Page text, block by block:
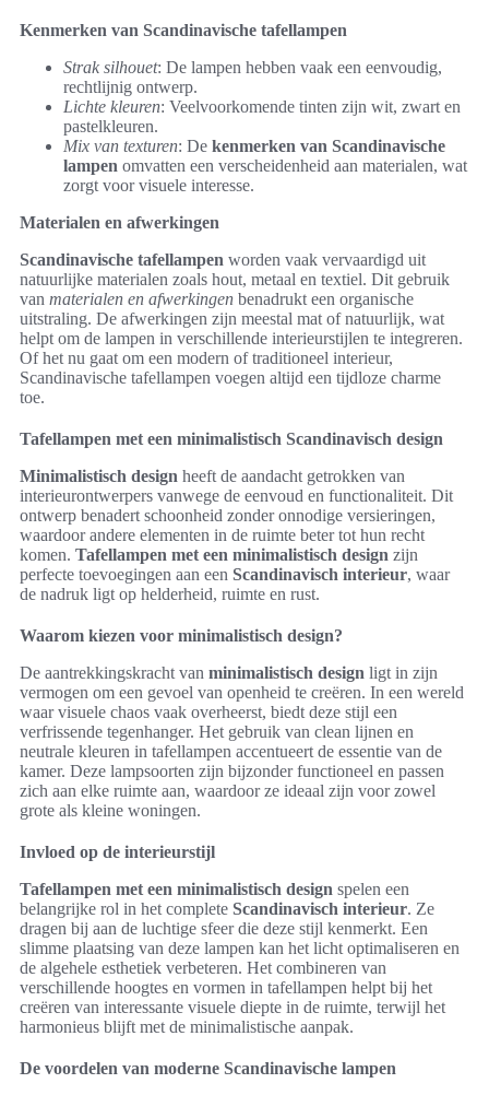
Kenmerken van Scandinavische tafellampen
Strak silhouet: De lampen hebben vaak een eenvoudig,
rechtlijnig ontwerp.
Lichte kleuren: Veelvoorkomende tinten zijn wit, zwart en
pastelkleuren.
Mix van texturen: De kenmerken van Scandinavische
lampen omvatten een verscheidenheid aan materialen, wat
zorgt voor visuele interesse.
Materialen en afwerkingen
Scandinavische tafellampen worden vaak vervaardigd uit
natuurlijke materialen zoals hout, metaal en textiel. Dit gebruik
van materialen en afwerkingen benadrukt een organische
uitstraling. De afwerkingen zijn meestal mat of natuurlijk, wat
helpt om de lampen in verschillende interieurstijlen te integreren.
Of het nu gaat om een modern of traditioneel interieur,
Scandinavische tafellampen voegen altijd een tijdloze charme
toe.
Tafellampen met een minimalistisch Scandinavisch design
Minimalistisch design heeft de aandacht getrokken van
interieurontwerpers vanwege de eenvoud en functionaliteit. Dit
ontwerp benadert schoonheid zonder onnodige versieringen,
waardoor andere elementen in de ruimte beter tot hun recht
komen. Tafellampen met een minimalistisch design zijn
perfecte toevoegingen aan een Scandinavisch interieur, waar
de nadruk ligt op helderheid, ruimte en rust.
Waarom kiezen voor minimalistisch design?
De aantrekkingskracht van minimalistisch design ligt in zijn
vermogen om een gevoel van openheid te creëren. In een wereld
waar visuele chaos vaak overheerst, biedt deze stijl een
verfrissende tegenhanger. Het gebruik van clean lijnen en
neutrale kleuren in tafellampen accentueert de essentie van de
kamer. Deze lampsoorten zijn bijzonder functioneel en passen
zich aan elke ruimte aan, waardoor ze ideaal zijn voor zowel
grote als kleine woningen.
Invloed op de interieurstijl
Tafellampen met een minimalistisch design spelen een
belangrijke rol in het complete Scandinavisch interieur. Ze
dragen bij aan de luchtige sfeer die deze stijl kenmerkt. Een
slimme plaatsing van deze lampen kan het licht optimaliseren en
de algehele esthetiek verbeteren. Het combineren van
verschillende hoogtes en vormen in tafellampen helpt bij het
creëren van interessante visuele diepte in de ruimte, terwijl het
harmonieus blijft met de minimalistische aanpak.
De voordelen van moderne Scandinavische lampen